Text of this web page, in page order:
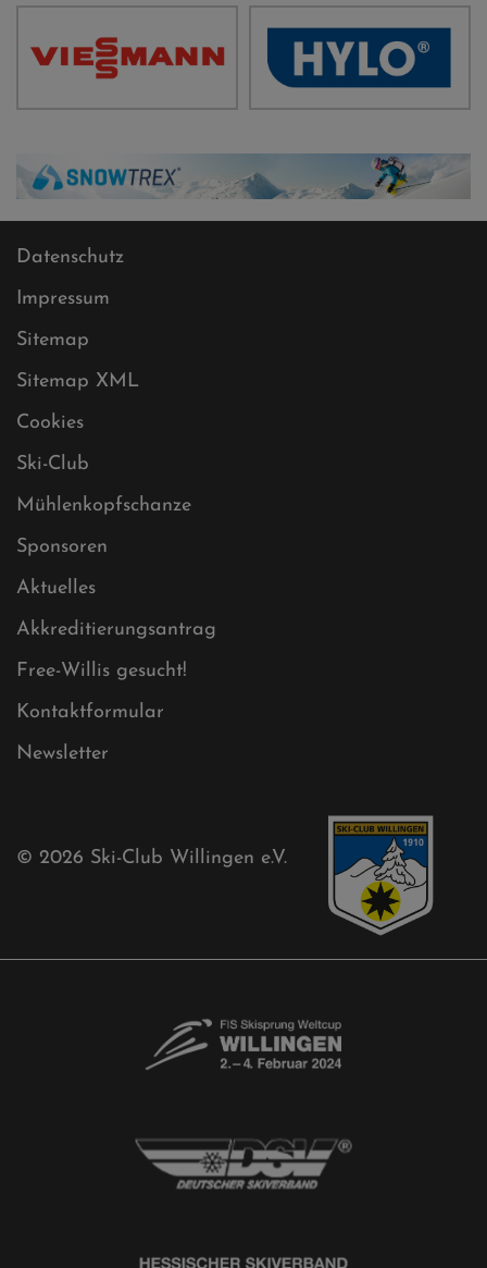
Datenschutz
Impressum
Sitemap
Sitemap XML
Cookies
Ski-Club
Mühlenkopfschanze
Sponsoren
Free-Willis gesucht!
Ski-Club Willingen e.V.